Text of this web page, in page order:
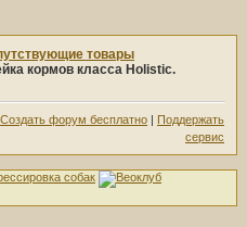
товары
кормов класса Holistic.
Создать форум бесплатно | Поддержать
сервис